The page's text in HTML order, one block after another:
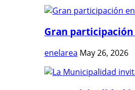
Gran participación
enelarea May 26, 2026